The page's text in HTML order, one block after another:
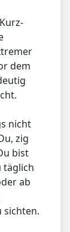
dem
nicht
zig
bist
täglich
ab
sichten.